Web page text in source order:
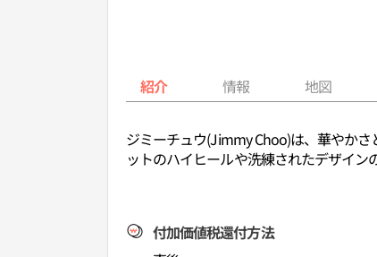
紹介 情報 地図
ジミーチュウ(Jimmy Choo)は、華やか
ットのハイヒールや洗練されたデザイン
付加価値税還付方法